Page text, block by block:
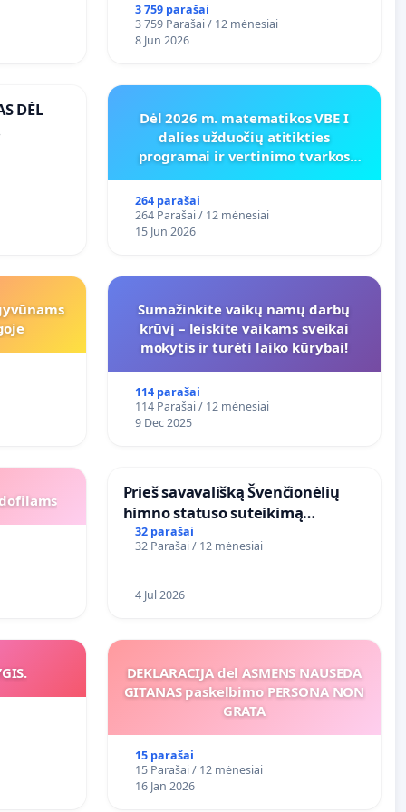
3 759 parašai
3 759 Parašai / 12 mėnesiai
8 Jun 2026
DĖL
Dėl 2026 m. matematikos VBE I
dalies užduočių atitikties
programai ir vertinimo tvarkos
264 parašai
264 Parašai / 12 mėnesiai
15 Jun 2026
Sumažinkite vaikų namų darbų
krūvį – leiskite vaikams sveikai
mokytis ir turėti laiko kūrybai!
114 parašai
114 Parašai / 12 mėnesiai
9 Dec 2025
​Prieš savavališką Švenčionėlių
himno statuso suteikimą
atlikėjos Živilės dainai
32 parašai
32 Parašai / 12 mėnesiai
4 Jul 2026
DEKLARACIJA del ASMENS NAUSEDA
GITANAS paskelbimo PERSONA NON
GRATA
15 parašai
15 Parašai / 12 mėnesiai
16 Jan 2026